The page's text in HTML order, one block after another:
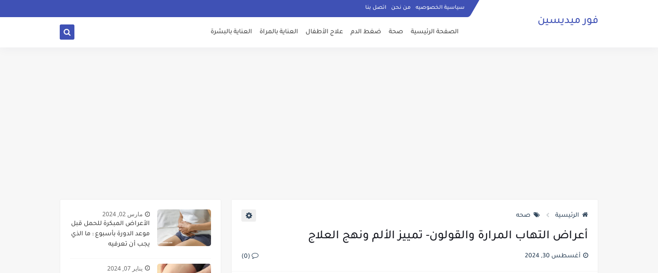
سياسية الخصوصيه من نحن اتصل بنا
فور ميديسين
الصفحة الرئيسية صحة ضغط الدم علاج الأطفال العناية بالمراة العناية بالبشرة
الرئيسية صحه
أعراض التهاب المرارة والقولون- تمييز الألم ونهج العلاج
أغسطس 30, 2024 (0)
مارس 02, 2024
الأعراض المبكرة للحمل قبل
موعد الدورة بأسبوع : ما الذي
يجب أن تعرفيه
يناير 07, 2024